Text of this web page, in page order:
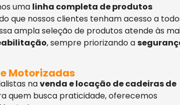
uma linha completa de produtos
que nossos clientes tenham acesso a
ampla seleção de produtos atende às
, sempre priorizando a
Motorizadas
navenda e locação de cadeiras de
quem busca praticidade, oferecemos